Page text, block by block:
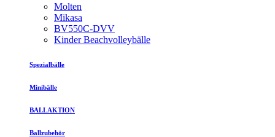
Molten
Mikasa
BV550C-DVV
Kinder Beachvolleybälle
Spezialbälle
Minibälle
BALLAKTION
Ballzubehör